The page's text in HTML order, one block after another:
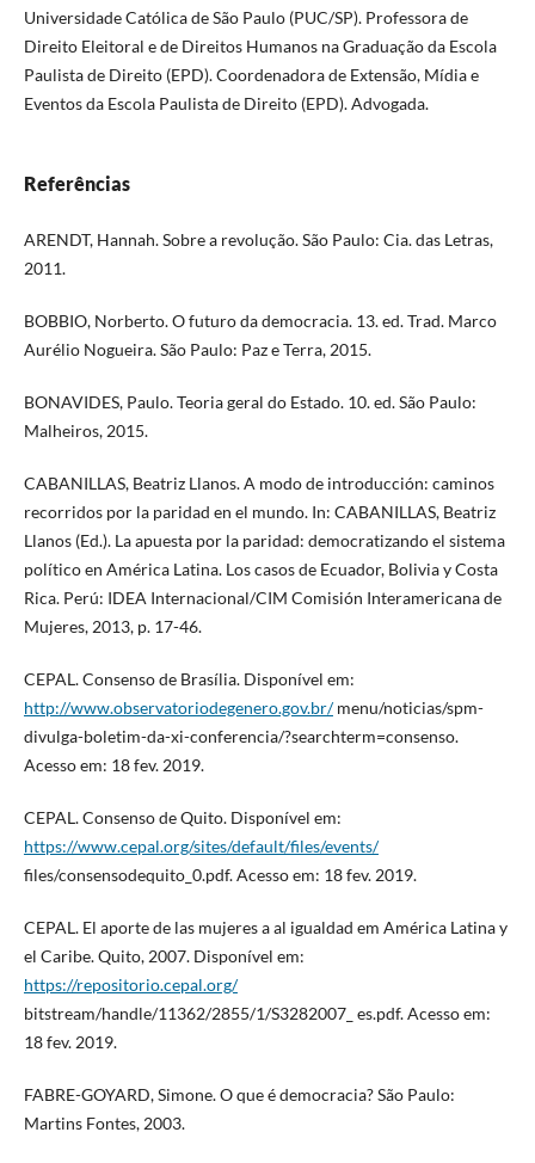
Universidade Católica de São Paulo (PUC/SP). Professora de
Direito Eleitoral e de Direitos Humanos na Graduação da Escola
Paulista de Direito (EPD). Coordenadora de Extensão, Mídia e
Eventos da Escola Paulista de Direito (EPD). Advogada.
Referências
ARENDT, Hannah. Sobre a revolução. São Paulo: Cia. das Letras,
2011.
BOBBIO, Norberto. O futuro da democracia. 13. ed. Trad. Marco
Aurélio Nogueira. São Paulo: Paz e Terra, 2015.
BONAVIDES, Paulo. Teoria geral do Estado. 10. ed. São Paulo:
Malheiros, 2015.
CABANILLAS, Beatriz Llanos. A modo de introducción: caminos
recorridos por la paridad en el mundo. In: CABANILLAS, Beatriz
Llanos (Ed.). La apuesta por la paridad: democratizando el sistema
político en América Latina. Los casos de Ecuador, Bolivia y Costa
Rica. Perú: IDEA Internacional/CIM Comisión Interamericana de
Mujeres, 2013, p. 17-46.
CEPAL. Consenso de Brasília. Disponível em:
http://www.observatoriodegenero.gov.br/menu/noticias/spm-
divulga-boletim-da-xi-conferencia/?searchterm=consenso.
Acesso em: 18 fev. 2019.
CEPAL. Consenso de Quito. Disponível em:
https://www.cepal.org/sites/default/files/events/
files/consensodequito_0.pdf. Acesso em: 18 fev. 2019.
CEPAL. El aporte de las mujeres a al igualdad em América Latina y
el Caribe. Quito, 2007. Disponível em:
https://repositorio.cepal.org/
bitstream/handle/11362/2855/1/S3282007_ es.pdf. Acesso em:
18 fev. 2019.
FABRE-GOYARD, Simone. O que é democracia? São Paulo:
Martins Fontes, 2003.